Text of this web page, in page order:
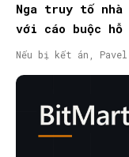
Nga truy tố nhà
với cáo buộc
nã quốc tế
Nếu bị kết án,